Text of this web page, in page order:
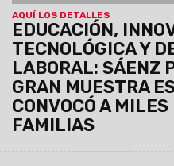
AQUÍ LOS DETALLES
EDUCACIÓN,
TECNOLÓGICA Y
LABORAL: SÁENZ
GRAN MUESTRA
CONVOCÓ A
FAMILIAS